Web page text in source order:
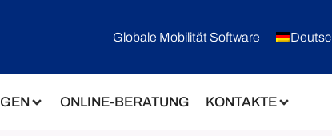
Globale Mobilität Software
ONLINE-BERATUNG KONTAKTE